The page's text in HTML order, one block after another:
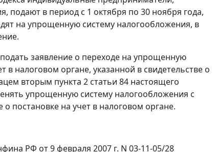
в период с 1 октября по 30 ноября года,
на упрощенную систему налогообложения, в
заявление о переходе на упрощенную
налоговом органе, указанной в свидетельстве о
вторым пункта 2 статьи 84 настоящего
упрощенную систему налогообложения с
постановке на учет в налоговом органе.
РФ от 9 февраля 2007 г. N 03-11-05/28